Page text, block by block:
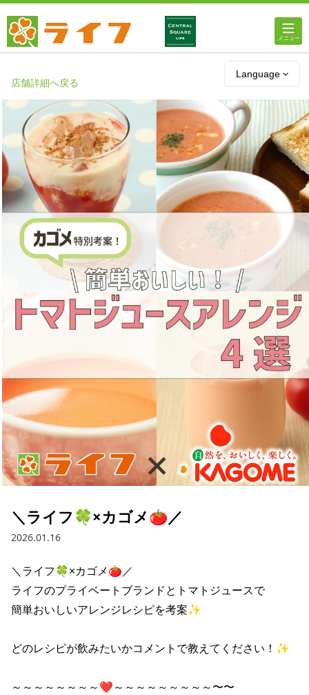
Language
店舗・チラシ情報
ライフのオンラインストア
ライフネットスーパー
企業情報
IR情報
採用情報
お問い合わせ
Contact us in English
店舗詳細へ戻る
＼ライフ🍀×カゴメ🍅／
2026.01.16
＼ライフ🍀×カゴメ🍅／
ライフのプライベートブランドとトマトジュースで
簡単おいしいアレンジレシピを考案✨
どのレシピが飲みたいかコメントで教えてください！✨
～～～～～～～～❤～～～～～～～～～〜〜